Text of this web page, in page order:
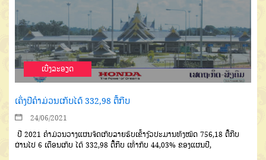
ເບີ່ງລະອຽດ
ເຄິ່ງປີຄຳມ່ວນເກັບໄດ້ 332,98 ຕື້ກີບ
24/06/2021
ປີ 2021 ຄຳມ່ວນວາງແຜນຈັດເກັບລາຍຮັບເຂົ້າງົວປະມານທັງໝົດ 756,18 ຕື້ກີບ
ຜ່ານໄປ 6 ເດືອນເກັບ ໄດ້ 332,98 ຕື້ກີບ ເທົ່າກັບ 44,03% ຂອງແຜນປີ,